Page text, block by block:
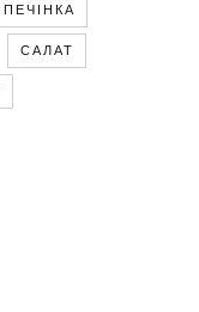
ПЕЧІНКА
САЛАТ